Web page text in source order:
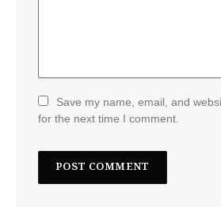
Save my name, email, and
for the next time I comment.